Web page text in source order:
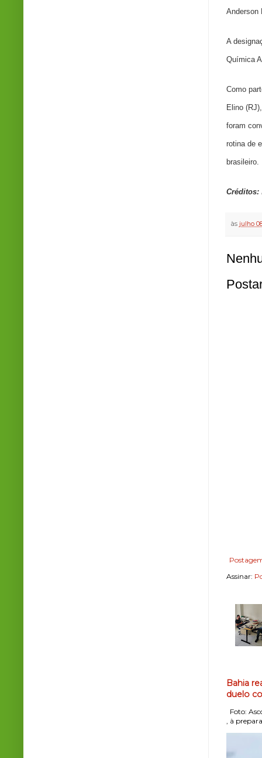
Anderson
A
Química
Como
Elino
foram
rotina de
brasileiro.
Créditos:
às julho
Assinar:
Bahia
duelo
Foto:
, à